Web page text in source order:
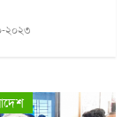
২০২৩